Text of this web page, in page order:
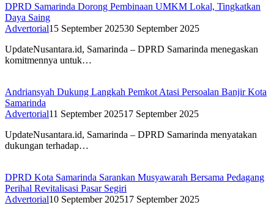
DPRD Samarinda Dorong Pembinaan UMKM Lokal, Tingkatkan
Daya Saing
Advertorial15 September 202530 September 2025
UpdateNusantara.id, Samarinda – DPRD Samarinda menegaskan
komitmennya untuk…
Andriansyah Dukung Langkah Pemkot Atasi Persoalan Banjir Kota
Samarinda
Advertorial11 September 202517 September 2025
UpdateNusantara.id, Samarinda – DPRD Samarinda menyatakan
dukungan terhadap…
DPRD Kota Samarinda Sarankan Musyawarah Bersama Pedagang
Perihal Revitalisasi Pasar Segiri
Advertorial10 September 202517 September 2025